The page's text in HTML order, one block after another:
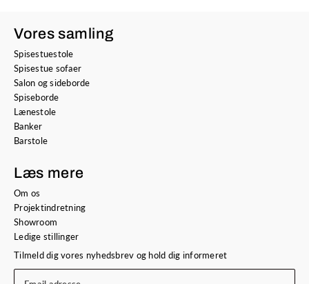
Vores samling
Spisestuestole
Spisestue sofaer
Salon og sideborde
Spiseborde
Lænestole
Banker
Barstole
Læs mere
Om os
Projektindretning
Showroom
Ledige stillinger
Tilmeld dig vores nyhedsbrev og hold dig informeret